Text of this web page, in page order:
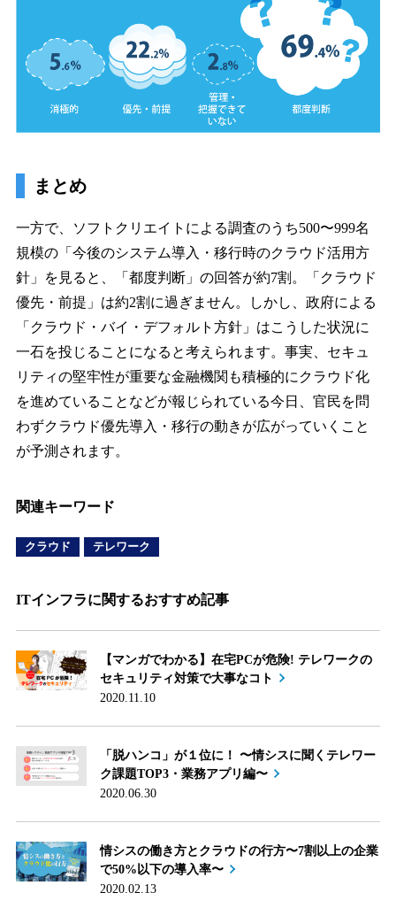
まとめ
一方で、ソフトクリエイトによる調査のうち500〜999名
規模の「今後のシステム導入・移行時のクラウド活用方
針」を見ると、「都度判断」の回答が約7割。「クラウド
優先・前提」は約2割に過ぎません。しかし、政府による
「クラウド・バイ・デフォルト方針」はこうした状況に
一石を投じることになると考えられます。事実、セキュ
リティの堅牢性が重要な金融機関も積極的にクラウド化
を進めていることなどが報じられている今日、官民を問
わずクラウド優先導入・移行の動きが広がっていくこと
が予測されます。
関連キーワード
クラウド テレワーク
ITインフラに関するおすすめ記事
【マンガでわかる】在宅PCが危険! テレワークの
セキュリティ対策で大事なコト
2020.11.10
「脱ハンコ」が１位に！ 〜情シスに聞くテレワー
ク課題TOP3・業務アプリ編〜
2020.06.30
情シスの働き方とクラウドの行方〜7割以上の企業
で50%以下の導入率〜
2020.02.13